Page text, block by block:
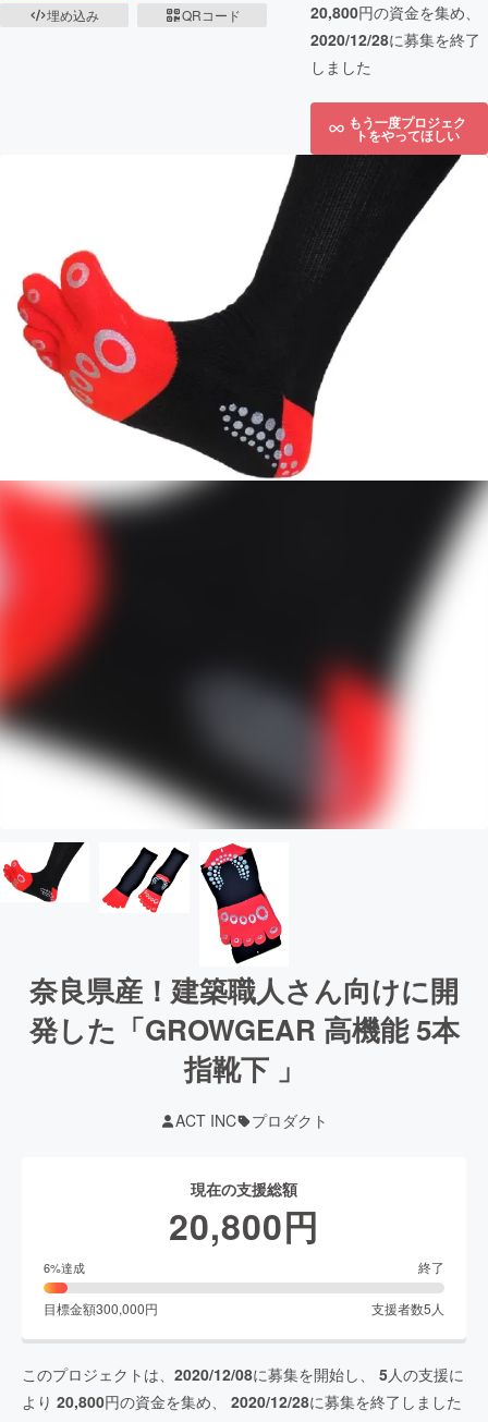
埋め込み
QRコード
20,800円の資金を集め、
2020/12/28に募集を終了
しました
もう一度プロジェク
トをやってほしい
奈良県産！建築職人さん向けに開
発した「GROWGEAR 高機能 5本
指靴下 」
ACT INC プロダクト
現在の支援総額
20,800円
6%達成 終了
目標金額300,000円 支援者数5 人
このプロジェクトは、 2020/12/08に募集を開始し、 5人の支援に
より 20,800円の資金を集め、 2020/12/28に募集を終了しました